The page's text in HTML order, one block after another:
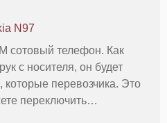
N97
сотовый телефон. Как
с носителя, он будет
которые перевозчика. Это
переключить